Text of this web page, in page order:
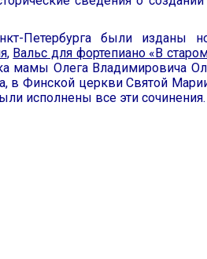
Петербурга были изданы
, Вальс для фортепиано «В
мамы Олега Владимировича
в Финской церкви Святой
исполнены все эти сочинения.